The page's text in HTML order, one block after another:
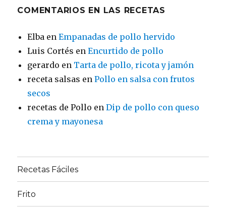
COMENTARIOS EN LAS RECETAS
Elba enEmpanadas de pollo hervido
Luis Cortés enEncurtido de pollo
gerardo en Tarta de pollo, ricota y jamón
receta salsas enPollo en salsa con frutos
secos
recetas de Pollo enDip de pollo con queso
crema y mayonesa
Recetas Fáciles
Frito